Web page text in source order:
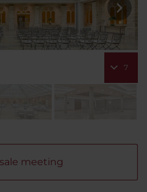
7
meeting